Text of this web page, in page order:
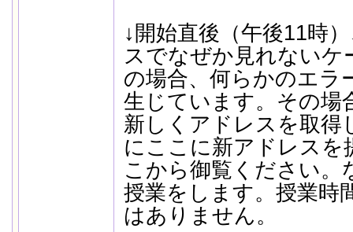
↓開始直後（午後11時
スでなぜか見れないケ
の場合、何らかのエラ
生じています。その場
新しくアドレスを取得
にここに新アドレスを
こから御覧ください。
授業をします。授業時
はありません。